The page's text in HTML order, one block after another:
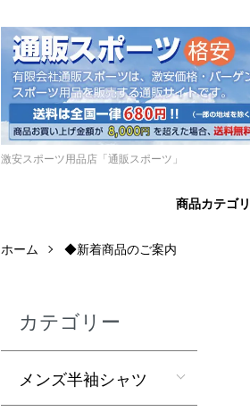
激安スポーツ用品店「通販スポーツ」
商品カテゴリ
ホーム ◆新着商品のご案内
カテゴリー
メンズ半袖シャツ